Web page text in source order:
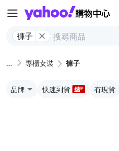
褲子
專櫃女裝 褲子
品牌 快速到貨 有現貨